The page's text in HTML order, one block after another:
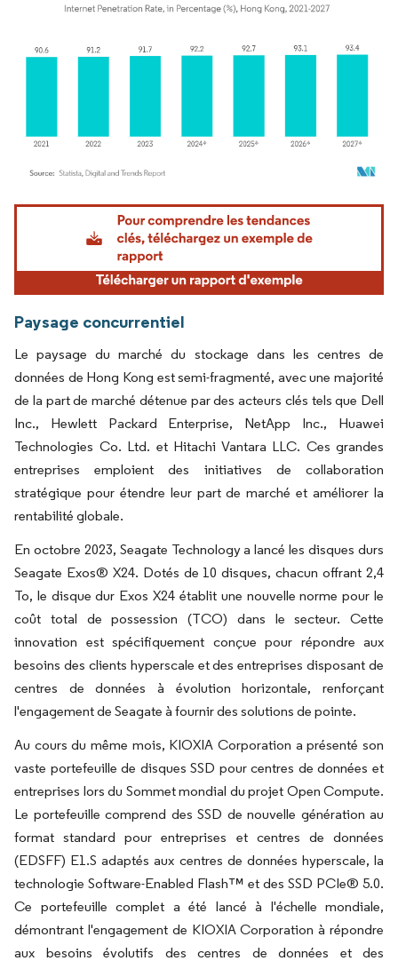
Image © Mordor Intelligence. La réutilisation nécessite une attribution sous CC BY
Paysage concurrentiel
Le paysage du marché du stockage dans les centres de
données de Hong Kong est semi-fragmenté, avec une majorité
de la part de marché détenue par des acteurs clés tels que Dell
Inc., Hewlett Packard Enterprise, NetApp Inc., Huawei
Technologies Co. Ltd. et Hitachi Vantara LLC. Ces grandes
entreprises emploient des initiatives de collaboration
stratégique pour étendre leur part de marché et améliorer la
rentabilité globale.
En octobre 2023, Seagate Technology a lancé les disques durs
Seagate Exos® X24. Dotés de 10 disques, chacun offrant 2,4
To, le disque dur Exos X24 établit une nouvelle norme pour le
coût total de possession (TCO) dans le secteur. Cette
innovation est spécifiquement conçue pour répondre aux
besoins des clients hyperscale et des entreprises disposant de
centres de données à évolution horizontale, renforçant
l'engagement de Seagate à fournir des solutions de pointe.
Au cours du même mois, KIOXIA Corporation a présenté son
vaste portefeuille de disques SSD pour centres de données et
entreprises lors du Sommet mondial du projet Open Compute.
Le portefeuille comprend des SSD de nouvelle génération au
format standard pour entreprises et centres de données
(EDSFF) E1.S adaptés aux centres de données hyperscale, la
technologie Software-Enabled Flash™ et des SSD PCIe® 5.0.
Ce portefeuille complet a été lancé à l'échelle mondiale,
démontrant l'engagement de KIOXIA Corporation à répondre
aux besoins évolutifs des centres de données et des